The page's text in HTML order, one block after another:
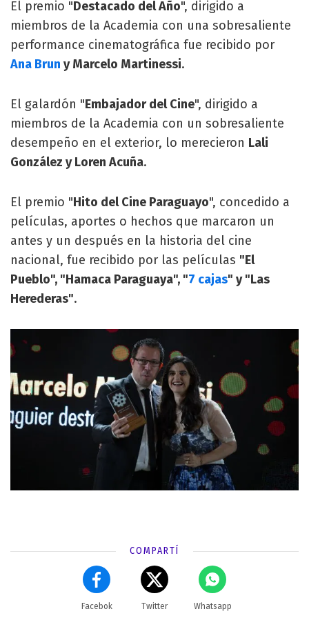
El premio "Destacado del Año", dirigido a
miembros de la Academia con una sobresaliente
performance cinematográfica fue recibido por
Ana Brun y Marcelo Martinessi.
El galardón "Embajador del Cine", dirigido a
miembros de la Academia con un sobresaliente
desempeño en el exterior, lo merecieron Lali
González y Loren Acuña.
El premio "Hito del Cine Paraguayo", concedido a
películas, aportes o hechos que marcaron un
antes y un después en la historia del cine
nacional, fue recibido por las películas "El
Pueblo", "Hamaca Paraguaya", "7 cajas" y "Las
Herederas".
COMPARTÍ
Facebok Twitter Whatsapp